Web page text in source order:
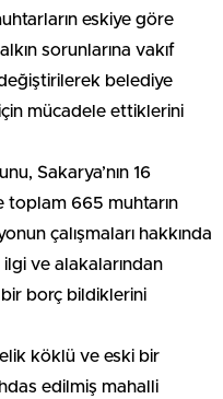
eskiye göre
sorunlarına vakıf
belediye
mücadele ettiklerini
Sakarya’nın 16
toplam 665 muhtarın
çalışmaları hakkında
ve alakalarından
bir borç bildiklerini
köklü ve eski bir
edilmiş mahalli